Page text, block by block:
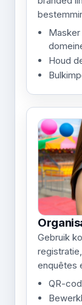
Houd
Gebruik
enquêtes
QR-